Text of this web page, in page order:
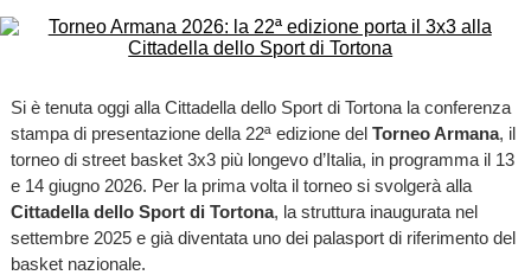
Si è tenuta oggi alla Cittadella dello Sport di Tortona la conferenza
stampa di presentazione della 22ª edizione del Torneo Armana, il
torneo di street basket 3x3 più longevo d’Italia, in programma il 13
e 14 giugno 2026. Per la prima volta il torneo si svolgerà alla
Cittadella dello Sport di Tortona, la struttura inaugurata nel
settembre 2025 e già diventata uno dei palasport di riferimento del
basket nazionale.